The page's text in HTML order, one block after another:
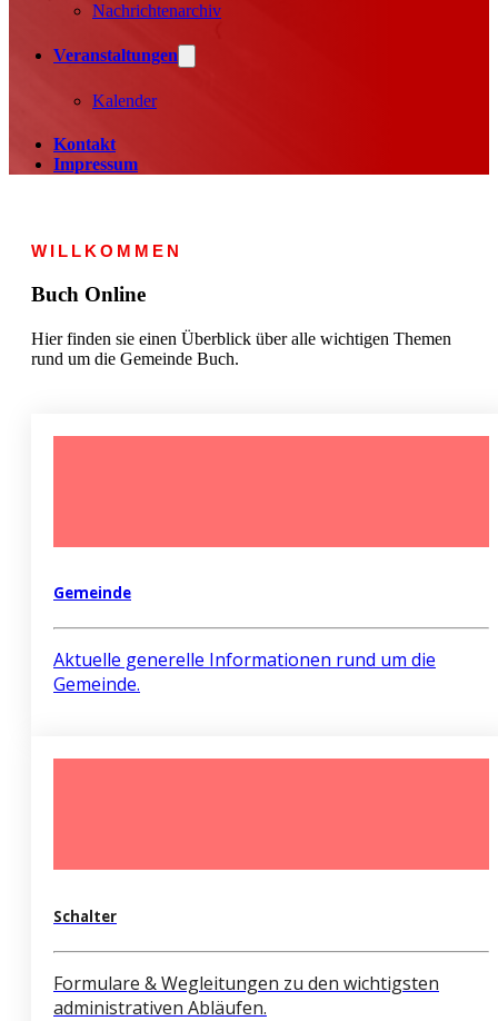
Nachrichtenarchiv
Veranstaltungen
Kalender
Kontakt
Impressum
WILLKOMMEN
Buch Online
Hier finden sie einen Überblick über alle wichtigen Themen
rund um die Gemeinde Buch.
Gemeinde
Aktuelle generelle Informationen rund um die
Gemeinde.
Schalter
Formulare & Wegleitungen zu den wichtigsten
administrativen Abläufen.